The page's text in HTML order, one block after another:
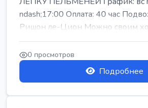
ndash;17:00 Оплата: 40 час
Ришон ле-Цион Можно своим
0 просмотров
Подробнее